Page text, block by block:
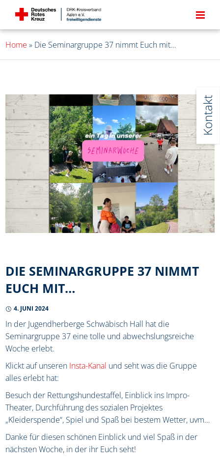
Home » Die Seminargruppe 37 nimmt Euch mit…
DIE SEMINARGRUPPE 37 NIMMT
EUCH MIT…
4. JUNI 2024
In der Jugendherberge Schwäbisch Hall hat die
Seminargruppe 37 eine tolle und abwechslungsreiche
Woche erlebt.
Klickt auf unseren Insta-Kanal und seht was die Gruppe
alles erlebt hat:
Besuch der Rettungshundestaffel, Einblick ins Impro-
Theater, Durchführung des sozialen Projektes
„Kleiderspende“, Spiel und Spaß bei bestem Wetter, uvm…
Danke für diesen schönen Einblick und viel Spaß in der
nächsten Woche, in der ihr Euch seht!
Kontakt